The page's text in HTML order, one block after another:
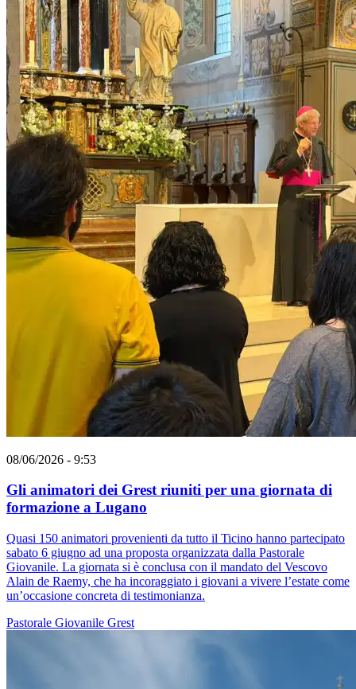
08/06/2026 - 9:53
Gli animatori dei Grest riuniti per una giornata di
formazione a Lugano
Quasi 150 animatori provenienti da tutto il Ticino hanno partecipato
sabato 6 giugno ad una proposta organizzata dalla Pastorale
Giovanile. La giornata si è conclusa con il mandato del Vescovo
Alain de Raemy, che ha incoraggiato i giovani a vivere l’estate come
un’occasione concreta di testimonianza.
Pastorale Giovanile Grest